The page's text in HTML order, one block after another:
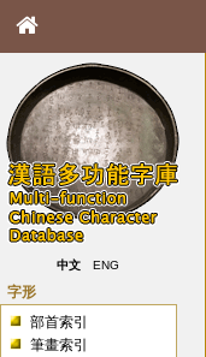
中文 ENG
字形
部首索引
筆畫索引